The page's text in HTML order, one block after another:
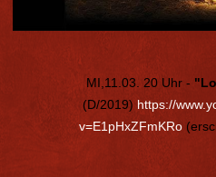
MI,11.03. 20 Uhr -
(D/2019) https://
v=E1pHxZFmKRo